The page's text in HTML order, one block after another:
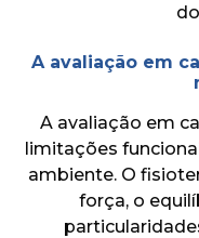
A avaliação em
A avaliação em
limitações
ambiente. O
força, o